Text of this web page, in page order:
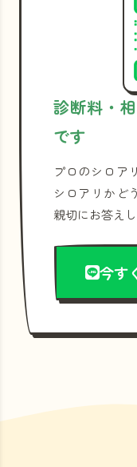
診断料・
です
プロのシロア
シロアリかど
親切にお答えし
今す